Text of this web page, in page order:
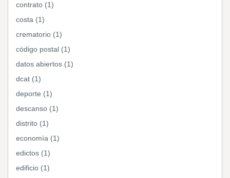
contrato (1)
costa (1)
crematorio (1)
código postal (1)
datos abiertos (1)
dcat (1)
deporte (1)
descanso (1)
distrito (1)
economía (1)
edictos (1)
edificio (1)